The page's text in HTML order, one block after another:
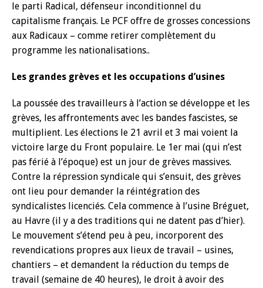
le parti Radical, défenseur inconditionnel du
capitalisme français. Le PCF offre de grosses concessions
aux Radicaux – comme retirer complètement du
programme les nationalisations..
Les grandes grèves et les occupations d’usines
La poussée des travailleurs à l’action se développe et les
grèves, les affrontements avec les bandes fascistes, se
multiplient. Les élections le 21 avril et 3 mai voient la
victoire large du Front populaire. Le 1er mai (qui n’est
pas férié à l’époque) est un jour de grèves massives.
Contre la répression syndicale qui s’ensuit, des grèves
ont lieu pour demander la réintégration des
syndicalistes licenciés. Cela commence à l’usine Bréguet,
au Havre (il y a des traditions qui ne datent pas d’hier).
Le mouvement s’étend peu à peu, incorporent des
revendications propres aux lieux de travail – usines,
chantiers – et demandent la réduction du temps de
travail (semaine de 40 heures), le droit à avoir des